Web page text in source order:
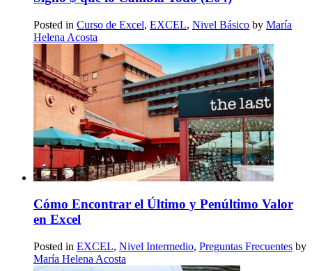
Posted in Curso de Excel, EXCEL, Nivel Básico by María
Helena Acosta
Cómo Encontrar el Último y Penúltimo Valor
en Excel
Posted in EXCEL, Nivel Intermedio, Preguntas Frecuentes by
María Helena Acosta